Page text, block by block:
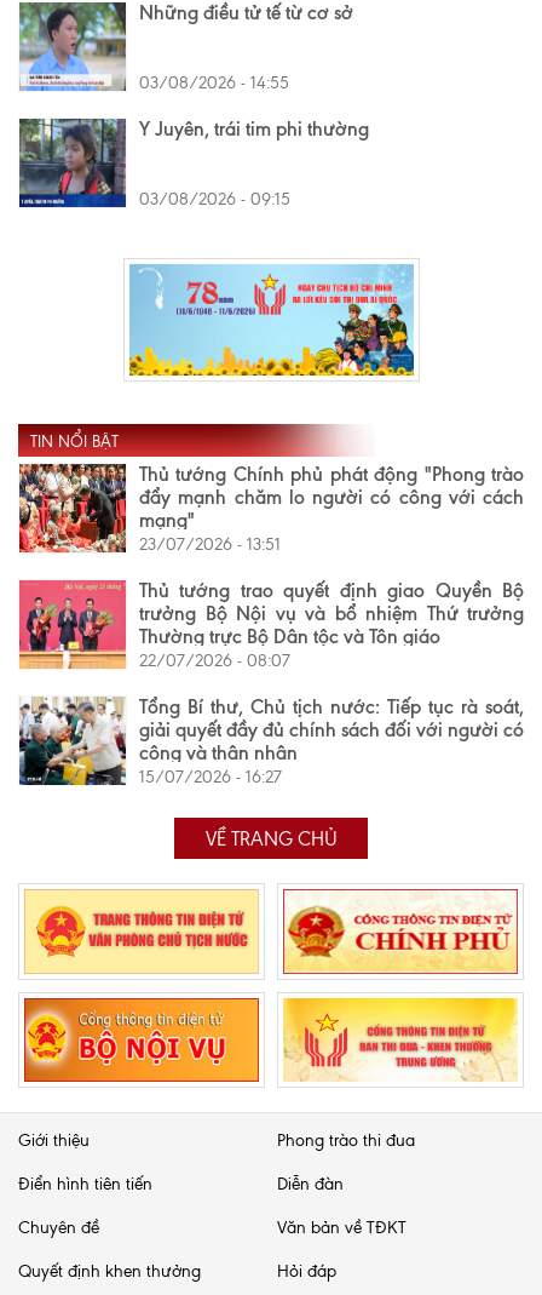
Những điều tử tế từ cơ sở
03/08/2026 - 14:55
Y Juyên, trái tim phi thường
03/08/2026 - 09:15
TIN NỔI BẬT
Thủ tướng Chính phủ phát động "Phong trào
đẩy mạnh chăm lo người có công với cách
mạng"
23/07/2026 - 13:51
Thủ tướng trao quyết định giao Quyền Bộ
trưởng Bộ Nội vụ và bổ nhiệm Thứ trưởng
Thường trực Bộ Dân tộc và Tôn giáo
22/07/2026 - 08:07
Tổng Bí thư, Chủ tịch nước: Tiếp tục rà soát,
giải quyết đầy đủ chính sách đối với người có
công và thân nhân
15/07/2026 - 16:27
VỀ TRANG CHỦ
Giới thiệu Phong trào thi đua
Điển hình tiên tiến Diễn đàn
Chuyên đề Văn bản về TĐKT
Quyết định khen thưởng Hỏi đáp